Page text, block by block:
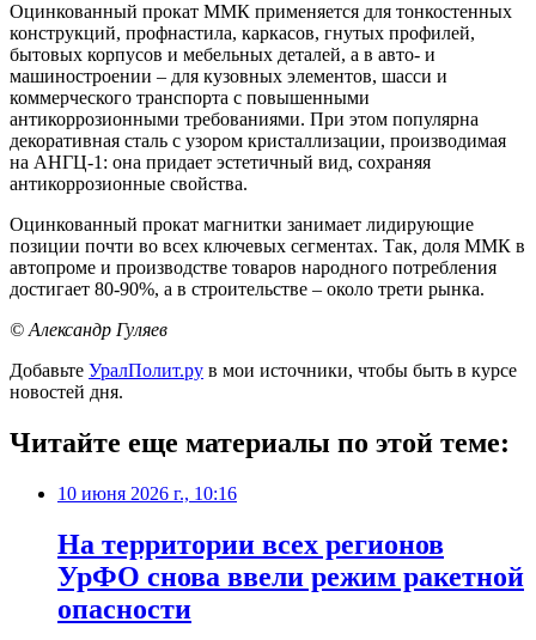
Оцинкованный прокат ММК применяется для тонкостенных
конструкций, профнастила, каркасов, гнутых профилей,
бытовых корпусов и мебельных деталей, а в авто- и
машиностроении – для кузовных элементов, шасси и
коммерческого транспорта с повышенными
антикоррозионными требованиями. При этом популярна
декоративная сталь с узором кристаллизации, производимая
на АНГЦ-1: она придает эстетичный вид, сохраняя
антикоррозионные свойства.
Оцинкованный прокат магнитки занимает лидирующие
позиции почти во всех ключевых сегментах. Так, доля ММК в
автопроме и производстве товаров народного потребления
достигает 80-90%, а в строительстве – около трети рынка.
© Александр Гуляев
Добавьте УралПолит.ру в мои источники, чтобы быть в курсе
новостей дня.
Читайте еще материалы по этой теме:
10 июня 2026 г., 10:16
На территории всех регионов
УрФО снова ввели режим ракетной
опасности